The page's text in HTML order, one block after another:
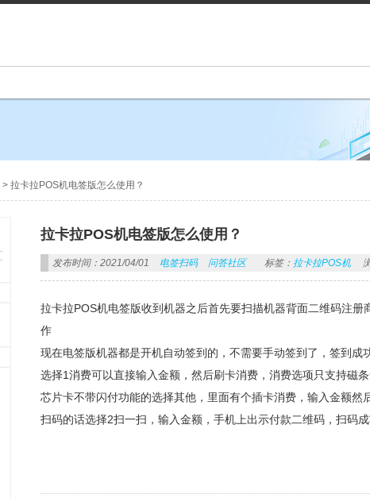
> 拉卡拉POS机电签版怎么使用？
拉卡拉POS机电签版怎么使用？
发布时间：2021/04/01 电签扫码 问答社区 标签： 拉卡拉POS机
拉卡拉POS机电签版收到机器之后首先要扫描机器背面二维码注
作
现在电签版机器都是开机自动签到的，不需要手动签到了，签到成
选择1消费可以直接输入金额，然后刷卡消费，消费选项只支持磁
芯片卡不带闪付功能的选择其他，里面有个插卡消费，输入金额然
扫码的话选择2扫一扫，输入金额，手机上出示付款二维码，扫码